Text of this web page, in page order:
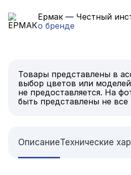
Ермак — Честный
о бренде
Товары представлены в
выбор цветов или моделей
не предоставляется. На
быть представлены не все
ОписаниеТехнические